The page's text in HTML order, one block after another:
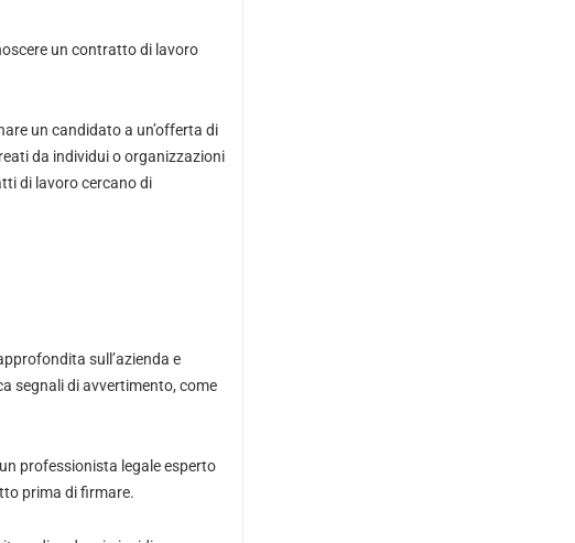
un contratto di lavoro
un candidato a un’offerta di
da individui o organizzazioni
di lavoro cercano di
sull’azienda e
segnali di avvertimento, come
professionista legale esperto
prima di firmare.